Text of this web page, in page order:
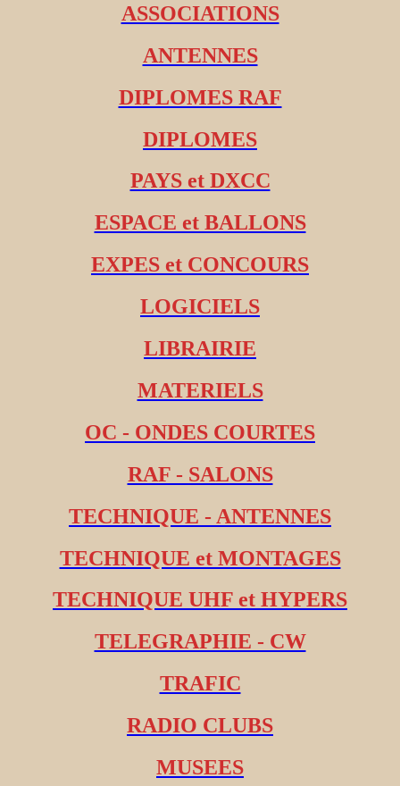
ASSOCIATIONS
ANTENNES
DIPLOMES RAF
DIPLOMES
PAYS et DXCC
ESPACE et BALLONS
EXPES et CONCOURS
LOGICIELS
LIBRAIRIE
MATERIELS
OC - ONDES COURTES
RAF - SALONS
TECHNIQUE - ANTENNES
TECHNIQUE et MONTAGES
TECHNIQUE UHF et HYPERS
TELEGRAPHIE - CW
TRAFIC
RADIO CLUBS
MUSEES